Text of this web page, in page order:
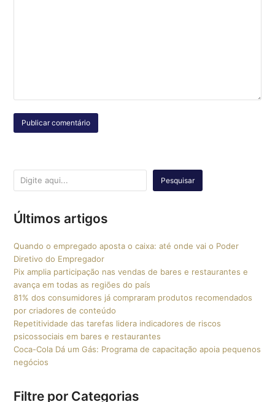
Pesquisar
Últimos artigos
Quando o empregado aposta o caixa: até onde vai o Poder
Diretivo do Empregador
Pix amplia participação nas vendas de bares e restaurantes e
avança em todas as regiões do país
81% dos consumidores já compraram produtos recomendados
por criadores de conteúdo
Repetitividade das tarefas lidera indicadores de riscos
psicossociais em bares e restaurantes
Coca-Cola Dá um Gás: Programa de capacitação apoia pequenos
negócios
Filtre por Categorias